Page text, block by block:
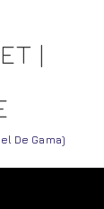
|
De Gama)